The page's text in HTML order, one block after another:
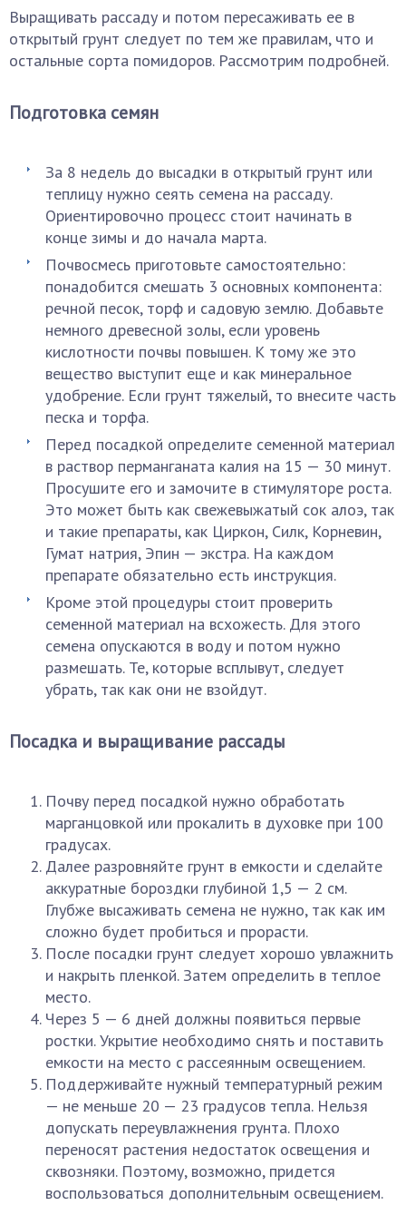
Выращивать рассаду и потом пересаживать ее в
открытый грунт следует по тем же правилам, что и
остальные сорта помидоров. Рассмотрим подробней.
Подготовка семян
За 8 недель до высадки в открытый грунт или
теплицу нужно сеять семена на рассаду.
Ориентировочно процесс стоит начинать в
конце зимы и до начала марта.
Почвосмесь приготовьте самостоятельно:
понадобится смешать 3 основных компонента:
речной песок, торф и садовую землю. Добавьте
немного древесной золы, если уровень
кислотности почвы повышен. К тому же это
вещество выступит еще и как минеральное
удобрение. Если грунт тяжелый, то внесите часть
песка и торфа.
Перед посадкой определите семенной материал
в раствор перманганата калия на 15 — 30 минут.
Просушите его и замочите в стимуляторе роста.
Это может быть как свежевыжатый сок алоэ, так
и такие препараты, как Циркон, Силк, Корневин,
Гумат натрия, Эпин — экстра. На каждом
препарате обязательно есть инструкция.
Кроме этой процедуры стоит проверить
семенной материал на всхожесть. Для этого
семена опускаются в воду и потом нужно
размешать. Те, которые всплывут, следует
убрать, так как они не взойдут.
Посадка и выращивание рассады
Почву перед посадкой нужно обработать
марганцовкой или прокалить в духовке при 100
градусах.
Далее разровняйте грунт в емкости и сделайте
аккуратные бороздки глубиной 1,5 — 2 см.
Глубже высаживать семена не нужно, так как им
сложно будет пробиться и прорасти.
После посадки грунт следует хорошо увлажнить
и накрыть пленкой. Затем определить в теплое
место.
Через 5 — 6 дней должны появиться первые
ростки. Укрытие необходимо снять и поставить
емкости на место с рассеянным освещением.
Поддерживайте нужный температурный режим
— не меньше 20 — 23 градусов тепла. Нельзя
допускать переувлажнения грунта. Плохо
переносят растения недостаток освещения и
сквозняки. Поэтому, возможно, придется
воспользоваться дополнительным освещением.